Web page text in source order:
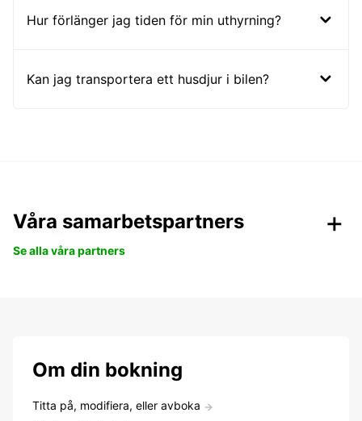
Hur förlänger jag tiden för min uthyrning?
Kan jag transportera ett husdjur i bilen?
Våra samarbetspartners
Se alla våra partners
Om din bokning
Titta på, modifiera, eller avboka